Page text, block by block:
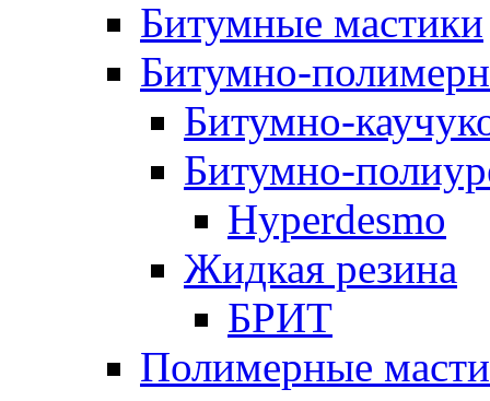
Битумные мастики
Битумно-
Битумно-
Битумно-
Hyperdesmo
Жидкая резина
БРИТ
Полимерные